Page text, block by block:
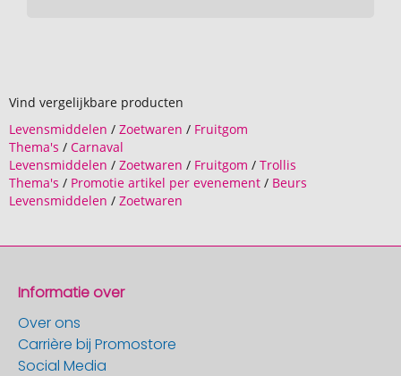
Vind vergelijkbare producten
Levensmiddelen / Zoetwaren / Fruitgom
Thema's / Carnaval
Levensmiddelen / Zoetwaren / Fruitgom / Trollis
Thema's / Promotie artikel per evenement / Beurs
Levensmiddelen / Zoetwaren
Informatie over
Over ons
Carrière bij Promostore
Social Media